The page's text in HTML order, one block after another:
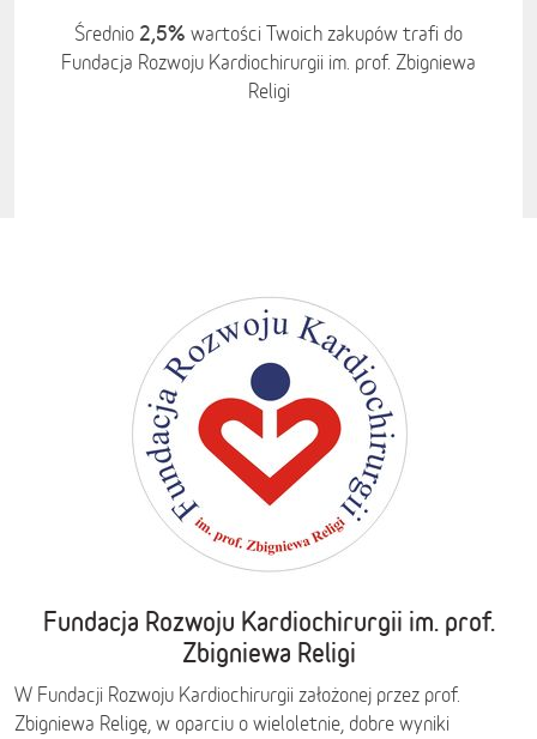
Średnio 2,5% wartości Twoich zakupów trafi do
Fundacja Rozwoju Kardiochirurgii im. prof. Zbigniewa
Religi
Fundacja Rozwoju Kardiochirurgii im. prof.
Zbigniewa Religi
W Fundacji Rozwoju Kardiochirurgii założonej przez prof.
Zbigniewa Religę, w oparciu o wieloletnie, dobre wyniki